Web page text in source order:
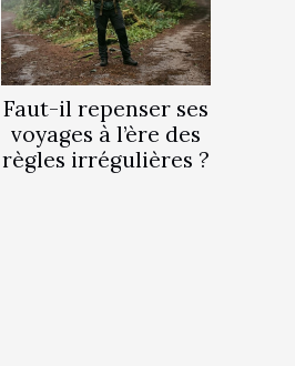
Faut-il repenser ses
voyages à l’ère des
règles irrégulières ?